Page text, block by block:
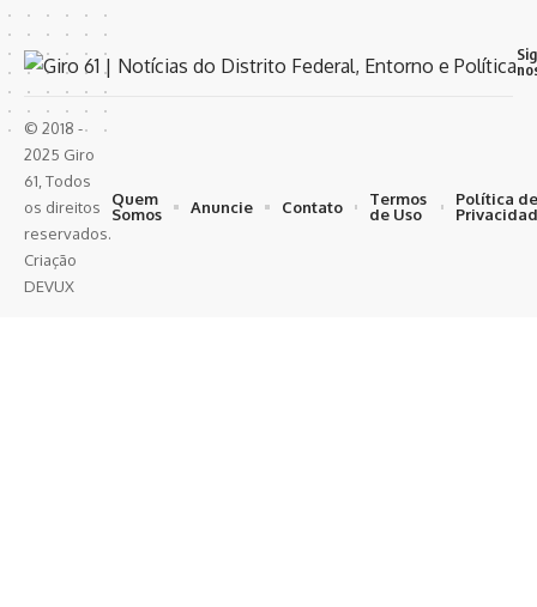
© 2018 -
2025 Giro
61, Todos
os direitos
reservados.
Criação
DEVUX
Quem
Somos
Anuncie Contato
Termos
de Uso
Política